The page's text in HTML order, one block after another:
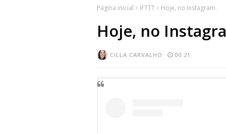
Página inicial IFTTT Hoje, no Instagram.
Hoje, no
CILLA CARVALHO 00:21